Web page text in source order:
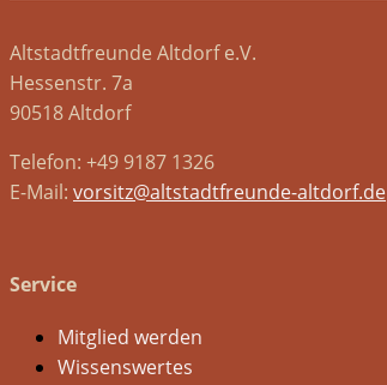
Altstadtfreunde Altdorf e.V.
Hessenstr. 7a
90518 Altdorf
Telefon: +49 9187 1326
E-Mail: vorsitz@altstadtfreunde-altdorf.de
Service
Mitglied werden
Wissenswertes